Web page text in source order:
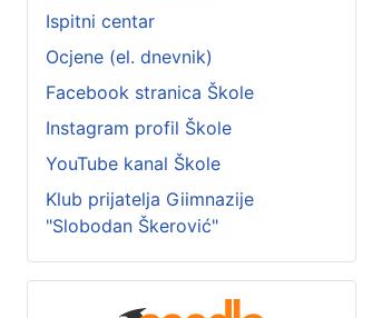
Ispitni centar
Ocjene (el. dnevnik)
Facebook stranica Škole
Instagram profil Škole
YouTube kanal Škole
Klub prijatelja Giimnazije
"Slobodan Škerović"